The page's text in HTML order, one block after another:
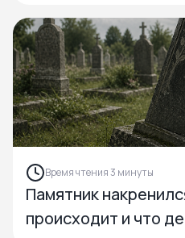
Время чтения 3 минуты
Памятник
происходит и что